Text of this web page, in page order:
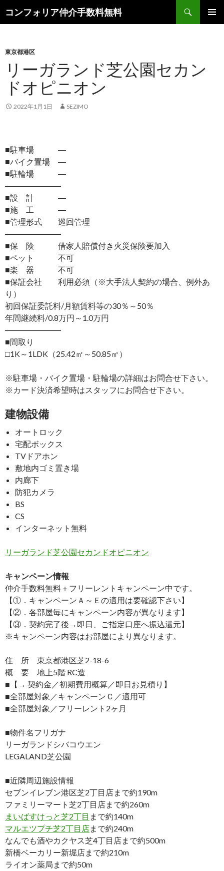
コンフォリア仲介手数料無料
索
ン
ツ
へ
ス
キ
ッ
東京都港区
リーガランド芝公園セカン
ドオピニオン
2022年1月1日 SEZIMO
■駐車場 ―
■バイク置場 ―
■駐輪場 ―
―――――――
■設 計 ―
■施 工 ―
■管理形式 巡回管理
―――――――
■保 険 借家人賠償付き火災保険要加入
■ペット 不可
■楽 器 不可
■保証会社 利用必須（※大手法人契約の場合、例外あ
り）
初回保証委託料/月額賃料等の30％～50％
年間継続料/0.8万円～1.0万円
―――――――
■間取り
□1K～1LDK（25.42㎡～50.85㎡）
※駐車場・バイク置場・駐輪場の詳細はお問合せ下さい。
※カード決済希望時はスタッフにお問合せ下さい。
建物設備
オートロック
宅配ボックス
TVドアホン
敷地内ゴミ置き場
内廊下
防犯カメラ
BS
CS
インターネット無料
リーガランド芝公園セカンドオピニオン
キャンペーン情報
仲介手数料無料 ＋ フリーレント キャンペーン中です。
【①．キャンペーンＡ～Ｅの適用は要確認下さい】
【②．各部屋毎にキャンペーン内容が異なります】
【③．契約完了後→即日、ご指定口座へ振込還元】
※キャンペーン内容はお部屋により異なります。
住 所 東京都港区芝2-18-6
概 要 地上5階 RC造
■【→ 契約金／初期費用概算／即日お見積り】
■全部屋対象／キャンペーンＣ／適用可
■全部屋対象／フリーレント2ヶ月
■物件名フリガナ
リーガランドシバコウエン
LEGALAND芝公園
■近隣周辺施設情報
セブンイレブン港区芝2丁目店まで約190m
ファミリーマート芝2丁目店まで約260m
まいばすけっと芝2丁目 まで約140m
マルエツプチ芝2丁目店まで約240m
なんでも酒やカクヤス芝4丁目店まで約500m
新橋ベーカリー新堀店まで約210m
ライオン薬局まで約50m